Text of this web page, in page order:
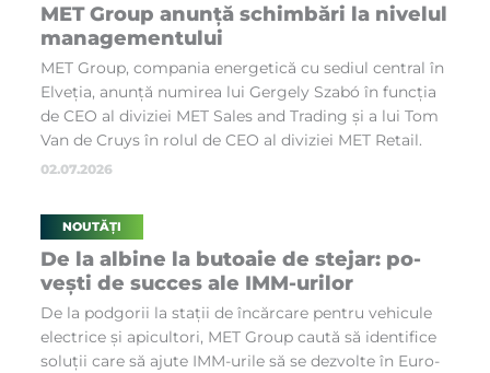
MET Gro­up anun­ță schim­bări la nive­lul
ma­na­ge­men­tu­lui
MET Gro­u­p, com­pa­nia ener­ge­ti­că cu se­di­ul cen­tral în
El­ve­ți­a, anun­ță nu­mi­rea lui Ger­ge­ly Sza­bó în func­ția
de CEO al di­vi­zi­ei MET Sa­les and Tra­ding și a lui Tom
Van de Cru­ys în ro­lul de CEO al di­vi­zi­ei MET Re­ta­il.
02.07.2026
NOUTĂȚI
De la al­bi­ne la bu­toa­ie de ste­ja­r: po­
vești de suc­ces ale IMM-uri­lor
De la pod­go­rii la sta­ții de în­căr­ca­re pen­tru ve­hi­cu­le
elec­tri­ce și api­cul­to­ri, MET Gro­up ca­u­tă să iden­ti­fi­ce
so­lu­ții ca­re să aju­te IMM-uri­le să se dezvol­te în Eu­ro­